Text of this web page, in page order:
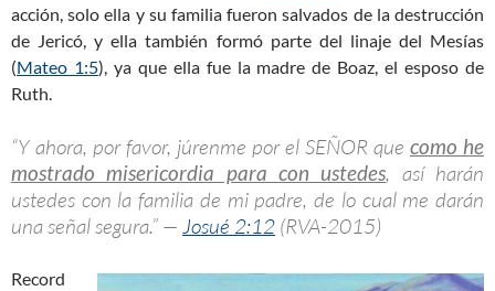
acción, solo ella y su familia fueron salvados de la destrucción
de Jericó, y ella también formó parte del linaje del Mesías
(Mateo 1:5), ya que ella fue la madre de Boaz, el esposo de
Ruth.
“Y ahora, por favor, júrenme por el SEÑOR que como he
mostrado misericordia para con ustedes, así harán
ustedes con la familia de mi padre, de lo cual me darán
una señal segura.” — Josué 2:12 (RVA-2015)
Record